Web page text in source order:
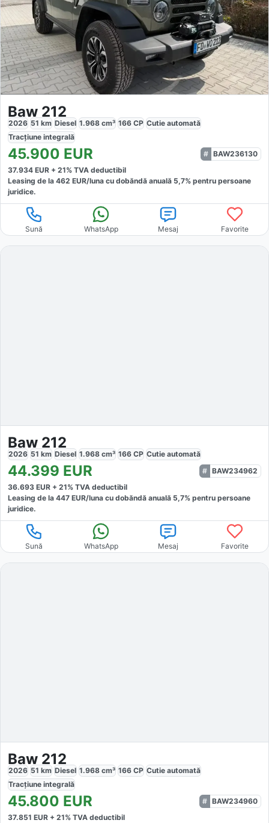
Baw 212
2026 51 km Diesel 1.968 cm³ 166 CP Cutie automată
Tracțiune integrală
45.900 EUR
BAW236130
37.934 EUR + 21% TVA deductibil
Leasing de la 462 EUR/luna cu dobăndă anuală 5,7% pentru persoane
juridice.
Sună WhatsApp Mesaj Favorite
Baw 212
2026 51 km Diesel 1.968 cm³ 166 CP Cutie automată
44.399 EUR
BAW234962
36.693 EUR + 21% TVA deductibil
Leasing de la 447 EUR/luna cu dobăndă anuală 5,7% pentru persoane
juridice.
Sună WhatsApp Mesaj Favorite
Baw 212
2026 51 km Diesel 1.968 cm³ 166 CP Cutie automată
Tracțiune integrală
45.800 EUR
BAW234960
37.851 EUR + 21% TVA deductibil